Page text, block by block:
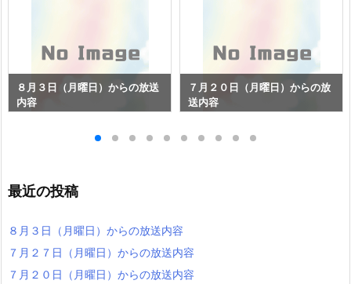
８月３日（月曜日）からの放送
内容
７月２０日（月曜日）からの放
送内容
最近の投稿
８月３日（月曜日）からの放送内容
７月２７日（月曜日）からの放送内容
７月２０日（月曜日）からの放送内容